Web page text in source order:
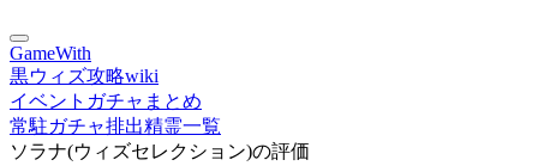
GameWith
黒ウィズ攻略wiki
イベントガチャまとめ
常駐ガチャ排出精霊一覧
ソラナ(ウィズセレクション)の評価